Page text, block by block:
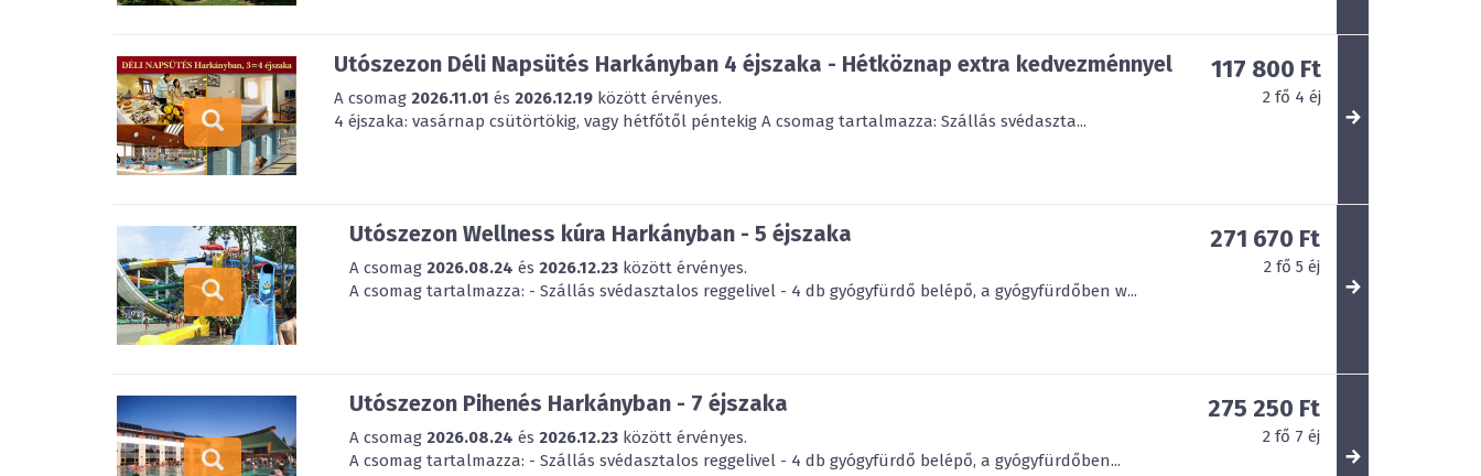
Utószezon Déli Napsütés Harkányban 4 éjszaka - Hétköznap extra kedvezménnyel
A csomag 2026.11.01 és 2026.12.19 között érvényes.
4 éjszaka: vasárnap csütörtökig, vagy hétfőtől péntekig A csomag tartalmazza: Szállás svédaszta...
117 800 Ft
2 fő 4 éj
Utószezon Wellness kúra Harkányban - 5 éjszaka
A csomag 2026.08.24 és 2026.12.23 között érvényes.
A csomag tartalmazza: - Szállás svédasztalos reggelivel - 4 db gyógyfürdő belépő, a gyógyfürdőben w...
271 670 Ft
2 fő 5 éj
Utószezon Pihenés Harkányban - 7 éjszaka
A csomag 2026.08.24 és 2026.12.23 között érvényes.
A csomag tartalmazza: - Szállás svédasztalos reggelivel - 4 db gyógyfürdő belépő, a gyógyfürdőben...
275 250 Ft
2 fő 7 éj